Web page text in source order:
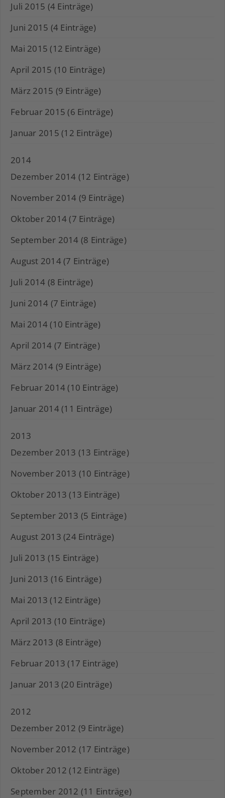
Juli 2015 (4 Einträge)
Juni 2015 (4 Einträge)
Mai 2015 (12 Einträge)
April 2015 (10 Einträge)
März 2015 (9 Einträge)
Februar 2015 (6 Einträge)
Januar 2015 (12 Einträge)
2014
Dezember 2014 (12 Einträge)
November 2014 (9 Einträge)
Oktober 2014 (7 Einträge)
September 2014 (8 Einträge)
August 2014 (7 Einträge)
Juli 2014 (8 Einträge)
Juni 2014 (7 Einträge)
Mai 2014 (10 Einträge)
April 2014 (7 Einträge)
März 2014 (9 Einträge)
Februar 2014 (10 Einträge)
Januar 2014 (11 Einträge)
2013
Dezember 2013 (13 Einträge)
November 2013 (10 Einträge)
Oktober 2013 (13 Einträge)
September 2013 (5 Einträge)
August 2013 (24 Einträge)
Juli 2013 (15 Einträge)
Juni 2013 (16 Einträge)
Mai 2013 (12 Einträge)
April 2013 (10 Einträge)
März 2013 (8 Einträge)
Februar 2013 (17 Einträge)
Januar 2013 (20 Einträge)
2012
Dezember 2012 (9 Einträge)
November 2012 (17 Einträge)
Oktober 2012 (12 Einträge)
September 2012 (11 Einträge)